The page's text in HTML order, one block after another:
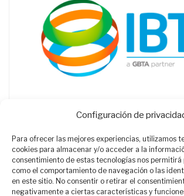
Configuración de
Para ofrecer las mejores experiencias, utilizamos
cookies para almacenar y/o acceder a la
consentimiento de estas tecnologías nos
como el comportamiento de navegación o las
en este sitio. No consentir o retirar el
negativamente a ciertas características y